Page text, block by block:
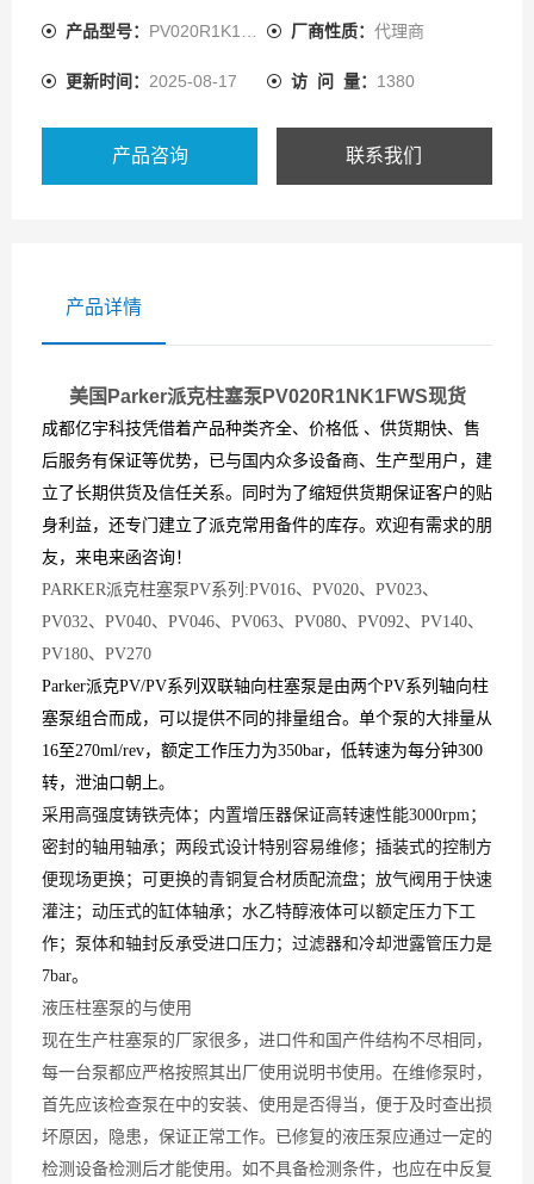
产品型号： PV020R1K1T1NFWS 厂商性质： 代理商
更新时间： 2025-08-17 访 问 量： 1380
产品咨询 联系我们
产品详情
美国Parker派克柱塞泵PV020R1NK1FWS现货
成都亿宇科技凭借着产品种类齐全、价格低 、供货期快、售
后服务有保证等优势，已与国内众多设备商、生产型用户，建
立了长期供货及信任关系。同时为了缩短供货期保证客户的贴
身利益，还专门建立了派克常用备件的库存。欢迎有需求的朋
友，来电来函咨询！
PARKER派克柱塞泵PV系列:PV016、PV020、PV023、
PV032、PV040、PV046、PV063、PV080、PV092、PV140、
PV180、PV270
Parker派克PV/PV系列双联轴向柱塞泵是由两个PV系列轴向柱
塞泵组合而成，可以提供不同的排量组合。单个泵的大排量从
16至270ml/rev，额定工作压力为350bar，低转速为每分钟300
转，泄油口朝上。
采用高强度铸铁壳体；内置增压器保证高转速性能3000rpm；
密封的轴用轴承；两段式设计特别容易维修；插装式的控制方
便现场更换；可更换的青铜复合材质配流盘；放气阀用于快速
灌注；动压式的缸体轴承；水乙特醇液体可以额定压力下工
作；泵体和轴封反承受进口压力；过滤器和冷却泄露管压力是
7bar。
液压柱塞泵的与使用
现在生产柱塞泵的厂家很多，进口件和国产件结构不尽相同，
每一台泵都应严格按照其出厂使用说明书使用。在维修泵时，
首先应该检查泵在中的安装、使用是否得当，便于及时查出损
坏原因，隐患，保证正常工作。已修复的液压泵应通过一定的
检测设备检测后才能使用。如不具备检测条件，也应在中反复